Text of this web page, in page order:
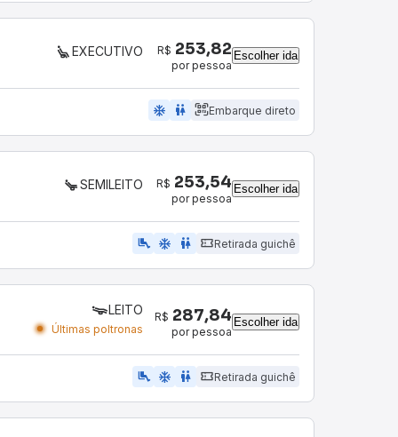
EXECUTIVO R$ 253,82
por pessoa
Escolher ida
ac_unit wc Embarque direto
SEMILEITO R$ 253,54
por pessoa
Escolher ida
airline_seat_legroom_extra ac_unit WC Retirada guichê
LEITO
Últimas poltronas
R$ 287,84
por pessoa
Escolher ida
airline_seat_legroom_extra ac_unit wc Retirada guichê